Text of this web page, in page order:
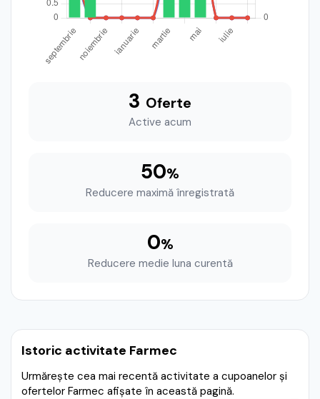
3 Oferte
Active acum
50%
Reducere maximă înregistrată
0%
Reducere medie luna curentă
Istoric activitate Farmec
Urmărește cea mai recentă activitate a cupoanelor și
ofertelor Farmec afișate în această pagină.